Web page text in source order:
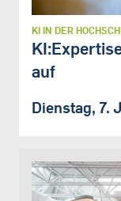
KI IN DER
auf
Dienstag, 7.